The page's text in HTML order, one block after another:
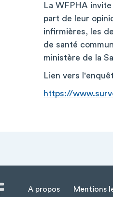
La WFPHA
part de leur
infirmières, les
de santé
ministère de la
Lien vers
https://
Menu Pied de page
A propos Mentions